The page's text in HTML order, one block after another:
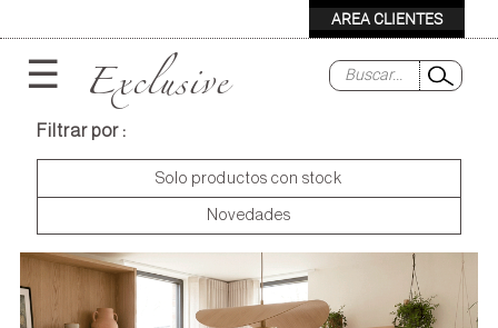
☰ Exclusive
Filtrar por :
Solo productos con stock
Novedades